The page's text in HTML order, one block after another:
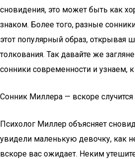
сновидения, это может быть как
знаком. Более того, разные
этот популярный образ, открывая
толкования. Так давайте же
сонники современности и узнаем,
Сонник Миллера — вскоре случится
Психолог Миллер объясняет
увидели маленькую девочку, как
вскоре вас ожидает. Неким